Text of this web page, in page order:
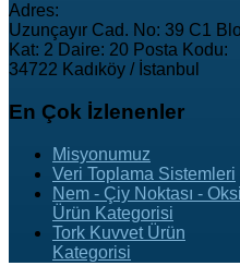
Adres:
Uzunçayır Cad. No: 39 C1
Kat: 2 Daire: 20 Posta Kodu:
34722 Kadıköy / İstanbul
En Çok İzlenenler
Misyonumuz
Veri Toplama Sistemleri
Nem - Çiy Noktası -
Ürün Kategorisi
Tork Kuvvet Ürün
Kategorisi